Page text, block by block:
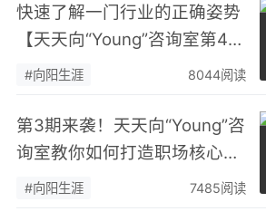
快速了解一门行业的正确姿势
【天天向“Young”咨询室第4
期】
#向阳生涯 8044阅读
第3期来袭！天天向“Young”咨
询室教你如何打造职场核心竞
争力
#向阳生涯 7485阅读